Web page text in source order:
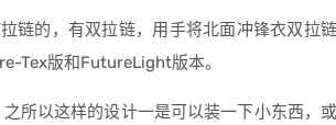
链的，有双拉链，用手将北面冲锋衣双拉链
Tex版和FutureLight版本。
所以这样的设计一是可以装一下小东西，或